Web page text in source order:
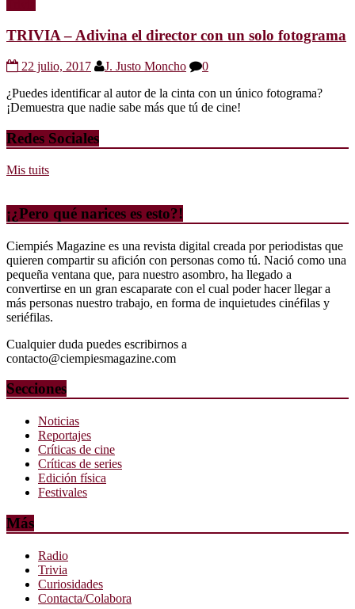
TRIVIA – Adivina el director con un solo fotograma
22 julio, 2017 J. Justo Moncho
0
¿Puedes identificar al autor de la cinta con un único fotograma?
¡Demuestra que nadie sabe más que tú de cine!
Redes Sociales
Mis tuits
¡¿Pero qué narices es esto?!
Ciempiés Magazine es una revista digital creada por periodistas que
quieren compartir su afición con personas como tú. Nació como una
pequeña ventana que, para nuestro asombro, ha llegado a
convertirse en un gran escaparate con el cual poder hacer llegar a
más personas nuestro trabajo, en forma de inquietudes cinéfilas y
seriéfilas.
Cualquier duda puedes escribirnos a
contacto@ciempiesmagazine.com
Secciones
Noticias
Reportajes
Críticas de cine
Críticas de series
Edición física
Festivales
Más
Radio
Trivia
Curiosidades
Contacta/Colabora